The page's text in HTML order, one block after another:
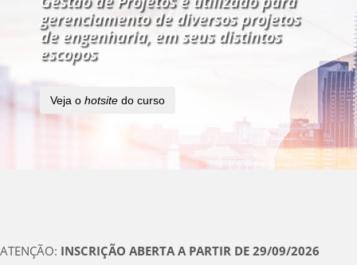
gerenciamento de diversos projetos
de engenharia, em seus distintos
escopos
Veja o hotsite do curso
ATENÇÃO: INSCRIÇÃO ABERTA A PARTIR DE 29/09/2026